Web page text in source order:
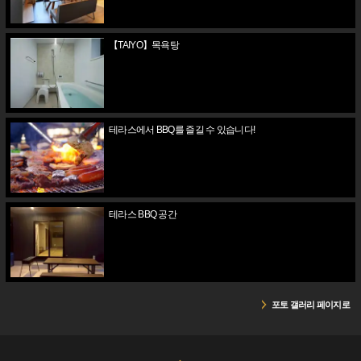
【TAIYO】목욕탕
테라스에서 BBQ를 즐길 수 있습니다!
테라스 BBQ 공간
포토 갤러리 페이지로